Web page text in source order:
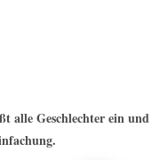
alle Geschlechter ein und